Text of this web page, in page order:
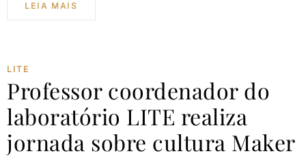
LEIA MAIS
LITE
Professor coordenador do
laboratório LITE realiza
jornada sobre cultura Maker